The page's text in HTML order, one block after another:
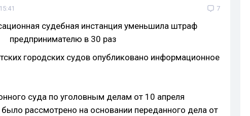
7
городских судов опубликовано информационное
суда по уголовным делам от 10 апреля
рассмотрено на основании переданного дела от